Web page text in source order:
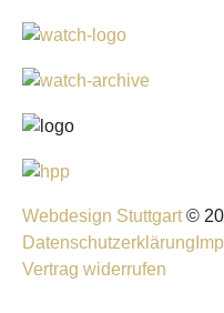
Webdesign Stuttgart ©
Datenschutzerklärung
Vertrag widerrufen